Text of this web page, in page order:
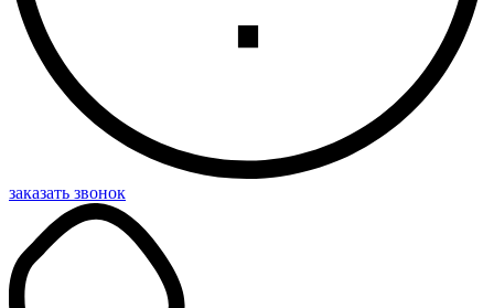
заказать звонок